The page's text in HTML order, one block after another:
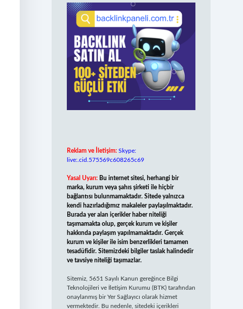
Reklam ve İletişim: Skype:
live:.cid.575569c608265c69
Yasal Uyarı: Bu internet sitesi, herhangi bir
marka, kurum veya şahıs şirketi ile hiçbir
bağlantısı bulunmamaktadır. Sitede yalnızca
kendi hazırladığımız makaleler paylaşılmaktadır.
Burada yer alan içerikler haber niteliği
taşımamakta olup, gerçek kurum ve kişiler
hakkında paylaşım yapılmamaktadır. Gerçek
kurum ve kişiler ile isim benzerlikleri tamamen
tesadüfidir. Sitemizdeki bilgiler taslak halindedir
ve tavsiye niteliği taşımazlar.
Sitemiz, 5651 Sayılı Kanun gereğince Bilgi
Teknolojileri ve İletişim Kurumu (BTK) tarafından
onaylanmış bir Yer Sağlayıcı olarak hizmet
vermektedir. Bu nedenle, sitedeki içerikleri